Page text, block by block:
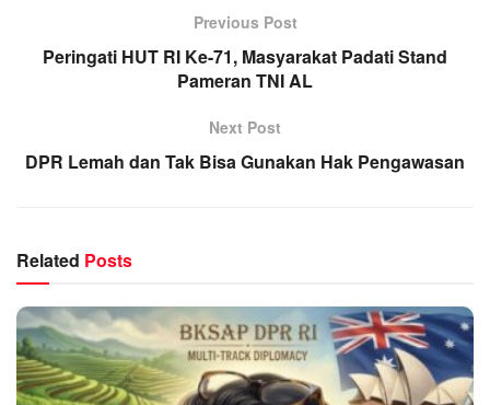
Previous Post
Peringati HUT RI Ke-71, Masyarakat Padati Stand
Pameran TNI AL
Next Post
DPR Lemah dan Tak Bisa Gunakan Hak Pengawasan
Related Posts